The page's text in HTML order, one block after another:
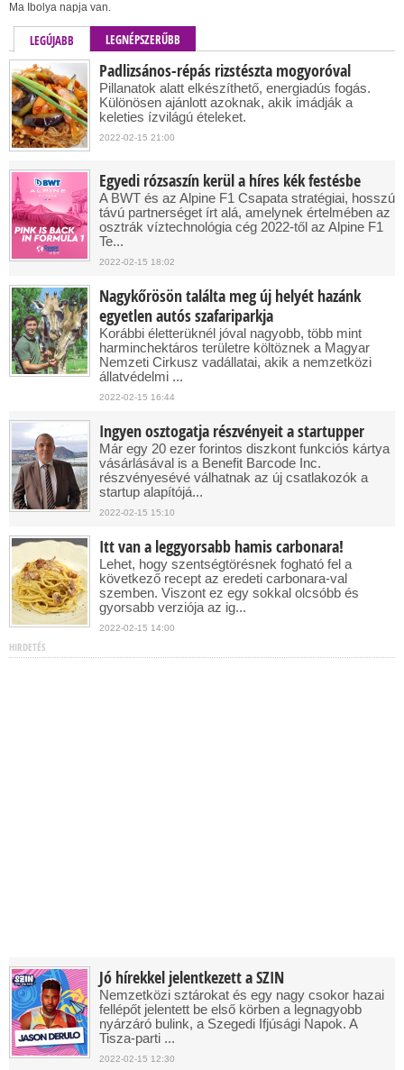
Ma Ibolya napja van.
LEGÚJABB LEGNÉPSZERŰBB
Padlizsános-répás rizstészta mogyoróval
Pillanatok alatt elkészíthető, energiadús fogás.
Különösen ajánlott azoknak, akik imádják a
keleties ízvilágú ételeket.
2022-02-15 21:00
Egyedi rózsaszín kerül a híres kék festésbe
A BWT és az Alpine F1 Csapata stratégiai, hosszú
távú partnerséget írt alá, amelynek értelmében az
osztrák víztechnológia cég 2022-től az Alpine F1
Te...
2022-02-15 18:02
Nagykőrösön találta meg új helyét hazánk
egyetlen autós szafariparkja
Korábbi életterüknél jóval nagyobb, több mint
harminchektáros területre költöznek a Magyar
Nemzeti Cirkusz vadállatai, akik a nemzetközi
állatvédelmi ...
2022-02-15 16:44
Ingyen osztogatja részvényeit a startupper
Már egy 20 ezer forintos diszkont funkciós kártya
vásárlásával is a Benefit Barcode Inc.
részvényesévé válhatnak az új csatlakozók a
startup alapítójá...
2022-02-15 15:10
Itt van a leggyorsabb hamis carbonara!
Lehet, hogy szentségtörésnek fogható fel a
következő recept az eredeti carbonara-val
szemben. Viszont ez egy sokkal olcsóbb és
gyorsabb verziója az ig...
2022-02-15 14:00
HIRDETÉS
Jó hírekkel jelentkezett a SZIN
Nemzetközi sztárokat és egy nagy csokor hazai
fellépőt jelentett be első körben a legnagyobb
nyárzáró bulink, a Szegedi Ifjúsági Napok. A
Tisza-parti ...
2022-02-15 12:30